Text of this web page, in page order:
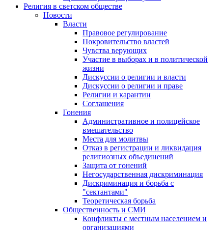
Религия в светском обществе
Новости
Власти
Правовое регулирование
Покровительство властей
Чувства верующих
Участие в выборах и в политической
жизни
Дискуссии о религии и власти
Дискуссии о религии и праве
Религии и карантин
Соглашения
Гонения
Административное и полицейское
вмешательство
Места для молитвы
Отказ в регистрации и ликвидация
религиозных объединений
Защита от гонений
Негосударственная дискриминация
Дискриминация и борьба с
"сектантами"
Теоретическая борьба
Общественность и СМИ
Конфликты с местным населением и
организациями